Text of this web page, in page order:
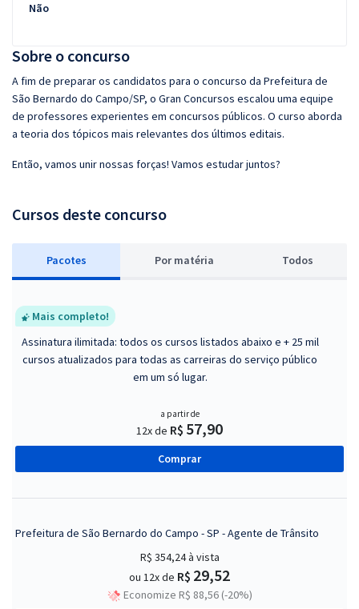
Sobre o concurso
A fim de preparar os candidatos para o concurso da Prefeitura de
São Bernardo do Campo/SP, o Gran Concursos escalou uma equipe
de professores experientes em concursos públicos. O curso aborda
a teoria dos tópicos mais relevantes dos últimos editais.
Então, vamos unir nossas forças! Vamos estudar juntos?
Cursos deste concurso
Pacotes Por matéria Todos
Mais completo!
Assinatura ilimitada: todos os cursos listados abaixo e + 25 mil
cursos atualizados para todas as carreiras do serviço público
em um só lugar.
a partir de
12x de R$ 57,90
Comprar
Prefeitura de São Bernardo do Campo - SP - Agente de Trânsito
R$ 354,24à vista
ou 12x de R$ 29,52
Economize R$ 88,56 (-20%)
Não